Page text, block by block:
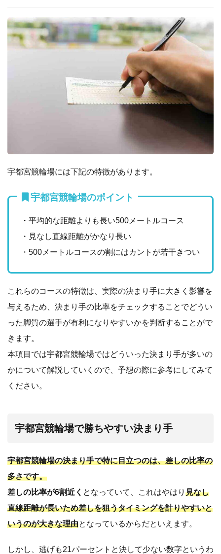
宇都宮競輪場には下記の特徴があります。
宇都宮競輪場のポイント
・平均的な距離よりも長い500メートルコース
・見なし直線距離がかなり長い
・500メートルコースの割にはカントが若干きつい
これらのコースの特徴は、実際の決まり手に大きく影響を
与えるため、決まり手の比率をチェックすることでどうい
った脚質の選手が有利になりやすいかを判断することがで
きます。
本項目では宇都宮競輪場ではどういった決まり手が多いの
かについて解説していくので、予想の際に参考にしてみて
ください。
宇都宮競輪場で勝ちやすい決まり手
宇都宮競輪場の決まり手で特に目立つのは、差しの比率の
多さです。
差しの比率が6割近く となっていて、これはやはり 見なし
直線距離が長いため差しを狙うタイミングを計りやすいと
いうのが大きな理由となっているからだといえます。
しかし、逃げも21パーセントと決して少ない数字というわ